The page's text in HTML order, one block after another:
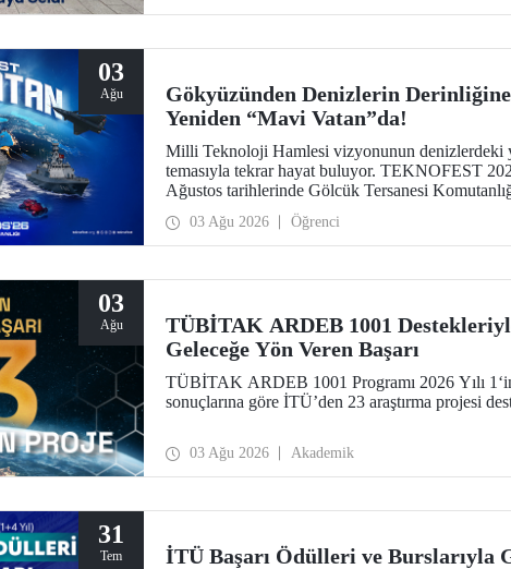
03
Ağu
Gökyüzünden Denizlerin
Yeniden “Mavi Vatan”da!
Milli Teknoloji Hamlesi vizyonunun denizlerdeki
temasıyla tekrar hayat buluyor. TEKNOFEST
Ağustos tarihlerinde Gölcük Tersanesi
TEKNOFEST Mavi Vatan, denizcilik ve su altı
çıkacağı özel bir etkinlik olarak teknoloji
03 Ağu 2026 Öğrenci
03
Ağu
TÜBİTAK ARDEB 1001
Geleceğe Yön Veren Başarı
TÜBİTAK ARDEB 1001 Programı 2026 Yılı
sonuçlarına göre İTÜ’den 23 araştırma projesi
03 Ağu 2026 Akademik
31
Tem İTÜ Başarı Ödülleri ve Burslarıyla